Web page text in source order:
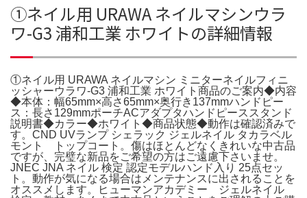
①ネイル用 URAWA ネイルマシンウラ
ワ-G3 浦和工業 ホワイトの詳細情報
①ネイル用 URAWA ネイルマシン ミニターネイルフィニ
ッシャーウラワ-G3 浦和工業 ホワイト商品のご案内◆内容
◆本体：幅65mm×高さ65mm×奥行き137mmハンドピー
ス：長さ129mmポーチACアダプタハンドピーススタンド
説明書◆カラー◆ホワイト◆商品状態◆動作は確認済みで
す。CND UVランプ シェラック ジェルネイル タカラベル
モント トップコート。傷はほとんどなくきれいな中古品
ですが、完璧な新品をご希望の方はご遠慮下さいませ。
JNEC JNA ネイル 検定 認定モデルハンド入り 25点セッ
ト。動作が気になる場合はメンテナンスに出されることを
オススメします。ヒューマンアカデミー ジェルネイル